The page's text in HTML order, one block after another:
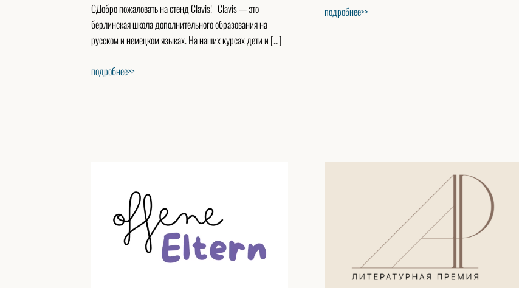
CДобро пожаловать на стенд Clavis! Clavis — это
берлинская школа дополнительного образования на
русском и немецком языках. На наших курсах дети и […]
подробнее>>
подробнее>>